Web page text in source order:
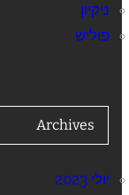
ניקיון
פוליש
Archives
יולי 2023